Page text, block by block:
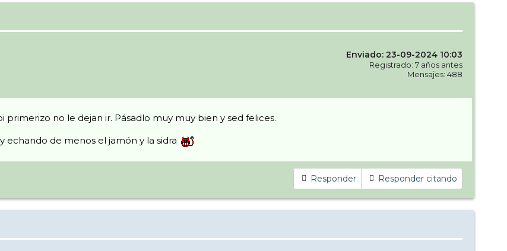
Enviado: 23-09-2024 10:03
Registrado: 7 años antes
Mensajes: 488
no le dejan ir. Pásadlo muy muy bien y sed felices.
echando de menos el jamón y la sidra
Responder Responder citando